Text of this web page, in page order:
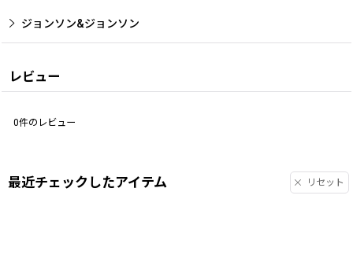
ジョンソン&ジョンソン
レビュー
0件のレビュー
最近チェックしたアイテム リセット